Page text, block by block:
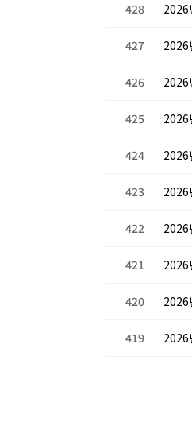
428 2026
427 2026
426 2026
425 2026
424 2026
423 2026
422 2026
421 2026
420 2026
419 2026